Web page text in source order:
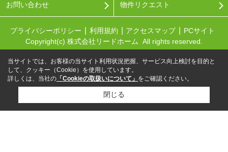
お問い合わせ 物件リクエスト
プライバシーポリシー 利用規約 アクセスマップ
PCサイト
Copyright(c) 株式会社リードホーム All rights reserved.
当サイトでは、お客様の当サイト利用状況把握、サービス向上検討を目的と
して、クッキー（Cookie）を使用しています。
詳しくは、当社の 「Cookieの取扱いについて」 をご確認ください。
閉じる